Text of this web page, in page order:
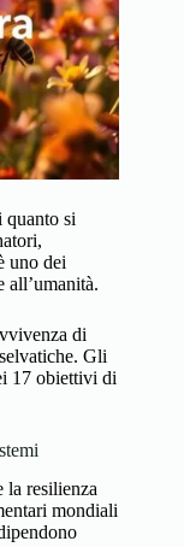
si
uno dei
all’umanità.
di
Gli
17 obiettivi di
la resilienza
mondiali